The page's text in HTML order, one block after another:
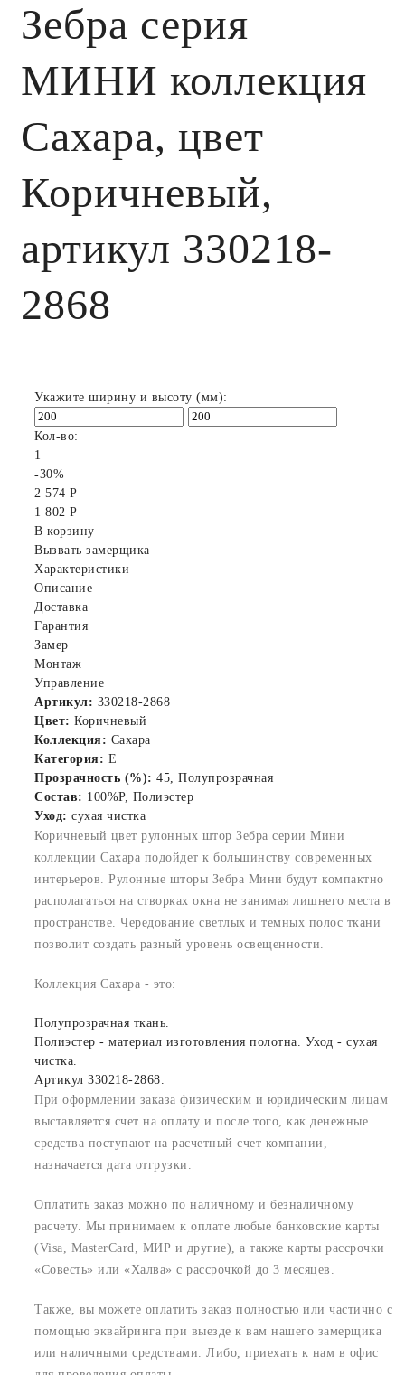
Зебра серия
МИНИ коллекция
Сахара, цвет
Коричневый,
артикул 330218-
2868
Укажите ширину и высоту (мм):
Кол-во:
1
-30%
2 574 Р
1 802 Р
В корзину
Вызвать замерщика
Характеристики
Описание
Доставка
Гарантия
Замер
Монтаж
Управление
Артикул: 330218-2868
Цвет: Коричневый
Коллекция: Сахара
Категория: E
Прозрачность (%): 45, Полупрозрачная
Состав: 100%P, Полиэстер
Уход: сухая чистка
Коричневый цвет рулонных штор Зебра серии Мини
коллекции Сахара подойдет к большинству современных
интерьеров. Рулонные шторы Зебра Мини будут компактно
располагаться на створках окна не занимая лишнего места в
пространстве. Чередование светлых и темных полос ткани
позволит создать разный уровень освещенности.
Коллекция Сахара - это:
Полупрозрачная ткань.
Полиэстер - материал изготовления полотна. Уход - сухая
чистка.
Артикул 330218-2868.
При оформлении заказа физическим и юридическим лицам
выставляется счет на оплату и после того, как денежные
средства поступают на расчетный счет компании,
назначается дата отгрузки.
Оплатить заказ можно по наличному и безналичному
расчету. Мы принимаем к оплате любые банковские карты
(Visa, MasterCard, МИР и другие), а также карты рассрочки
«Совесть» или «Халва» с рассрочкой до 3 месяцев.
Также, вы можете оплатить заказ полностью или частично с
помощью эквайринга при выезде к вам нашего замерщика
или наличными средствами. Либо, приехать к нам в офис